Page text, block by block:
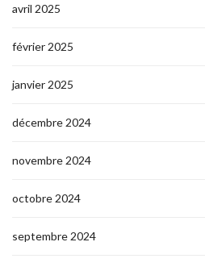
avril 2025
février 2025
janvier 2025
décembre 2024
novembre 2024
octobre 2024
septembre 2024